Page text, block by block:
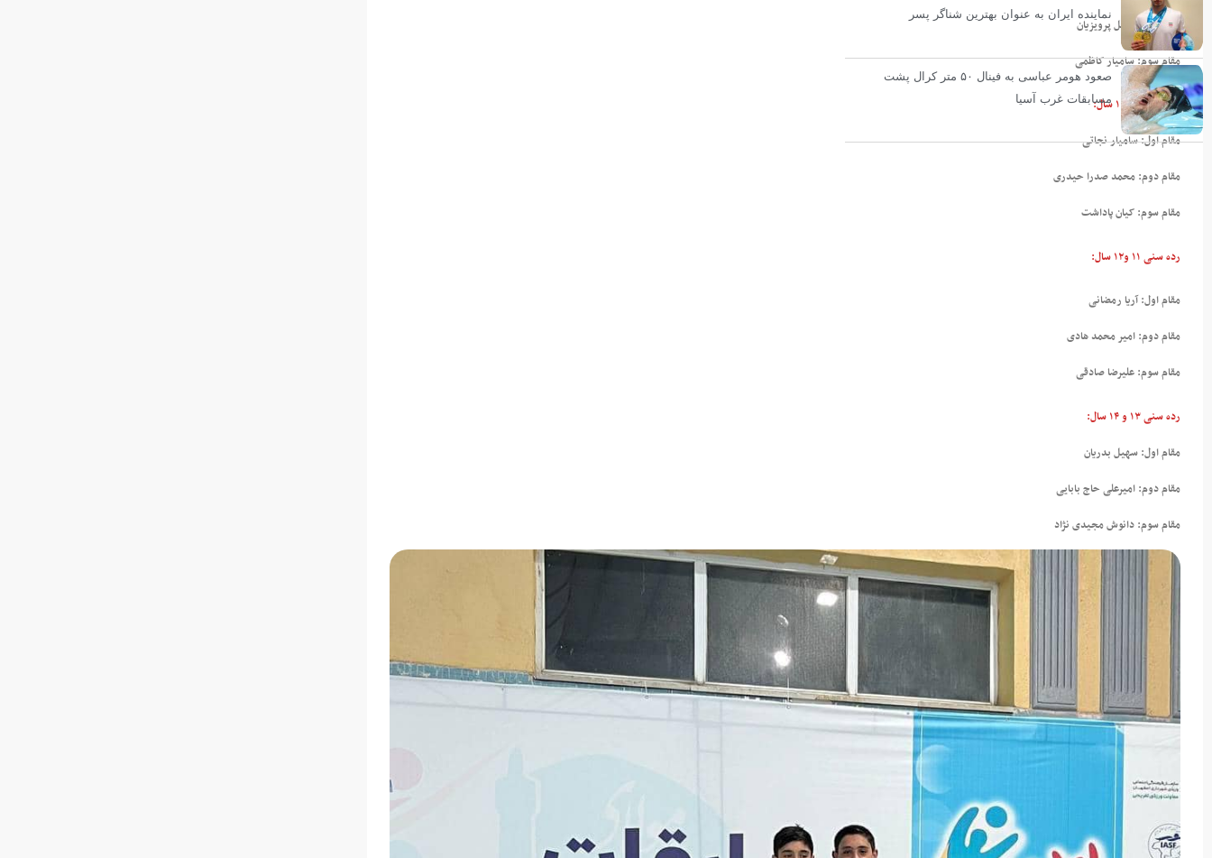
مقام دوم: جلیل پرویزیان
مقام سوم: سامیار کاظمی
رده سنی ۹ و ۱۰ سال:
مقام اول: سامیار نجاتی
مقام دوم: محمد صدرا حیدری
مقام سوم: کیان پاداشت
رده سنی ۱۱ و۱۲ سال:
مقام اول: آریا رمضانی
مقام دوم: امیر محمد هادی
مقام سوم: علیرضا صادقی
رده سنی ۱۳ و ۱۴ سال:
مقام اول: سهیل بدریان
مقام دوم: امیرعلی حاج بابایی
مقام سوم: دانوش مجیدی نژاد
نماینده ایران به عنوان بهترین شناگر پسر
صعود هومر عباسی به فینال ۵۰ متر کرال پشت
مسابقات غرب آسیا